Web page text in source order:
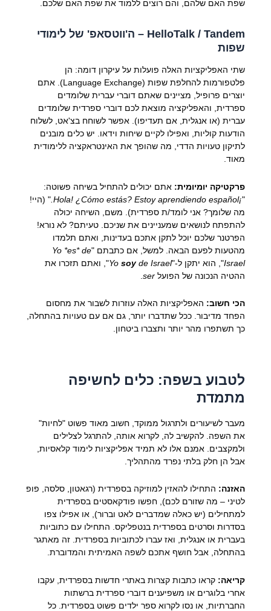
שפת האם שלהם, והם רוצים ללמוד את שפת האם שלכם.
HelloTalk / Tandem – ה'ווטסאפ' של לימודי
שפות
שתי האפליקציות האלה פועלות על עיקרון דומה: הן
פלטפורמות להחלפת שפות (Language Exchange). אתם
יוצרים פרופיל, מציינים שאתם דוברי עברית שלומדים
ספרדית, והאפליקציה מוצאת לכם דוברי ספרדית שלומדים
עברית (או אנגלית, אם תעדיפו). אפשר לשוחח בצ'אט, לשלוח
הודעות קוליות, ואפילו לקיים שיחות וידאו. יש כלים מובנים
לתיקון טעויות הדדי, מה שהופך את האינטראקציה ללימודית
מאוד.
פרקטיקה יומיומית: אתם יכולים להתחיל בשיחה פשוטה:
"
¡Hola! ¿Cómo estás? Estoy aprendiendo español.
" (היי!
מה שלומך? אני לומד/ת ספרדית). משם, השיחה יכולה
להתפתח לנושאים שמעניינים את שניכם. טעיתם? לא נורא!
הפרטנר שלכם יוכל לתקן אתכם בעדינות, ואתם תלמדו
מהטעות לפעם הבאה. למשל, אם כתבתם "Yo *es* de
Israel", הוא יתקן ל-" Yosoyde Israel
", ואתם תזכרו את
ההטיה הנכונה של הפועל ser
.
הכי חשוב: האפליקציות האלה עוזרות לשבור את מחסום
הפחד מדיבור. ככל שתדברו יותר, גם אם עם טעויות בהתחלה,
כך תשתפרו מהר יותר ותצברו ביטחון.
לטבוע בשפה: כלים לחשיפה
מתמדת
מעבר לשיעורים ולתרגול ממוקד, חשוב מאוד פשוט "לחיות"
את השפה. להקשיב לה, לקרוא אותה, להתרגל לצלילים
ולמקצבים. אמנם אלו לא תמיד אפליקציות לימוד קלאסיות,
אבל הן חלק בלתי נפרד מהתהליך.
האזנה: התחילו להאזין למוזיקה בספרדית (רגאטון, סלסה, פופ
לטיני – מה שזורם לכם), חפשו פודקאסטים בספרדית
למתחילים (יש כאלה שמדברים לאט וברור), או אפילו צפו
בסדרות וסרטים בספרדית בנטפליקס. התחילו עם כתוביות
בעברית או אנגלית, ואז עברו לכתוביות בספרדית. זה מאתגר
בהתחלה, אבל חושף אתכם לשפה האמיתית והמדוברת.
קריאה: קראו כתבות קצרות באתרי חדשות בספרדית, עקבו
אחרי בלוגרים או משפיענים דוברי ספרדית ברשתות
החברתיות, או נסו לקרוא ספר ילדים פשוט בספרדית. כל